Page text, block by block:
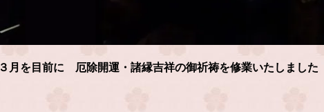
３月を目前に 厄除開運・諸縁吉祥の御祈祷を修業いたしました